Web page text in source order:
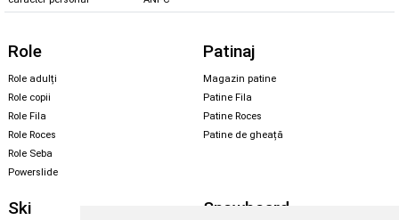
Role
Role adulți
Role copii
Role Fila
Role Roces
Role Seba
Powerslide
Patinaj
Magazin patine
Patine Fila
Patine Roces
Patine de gheață
Ski Snowboard